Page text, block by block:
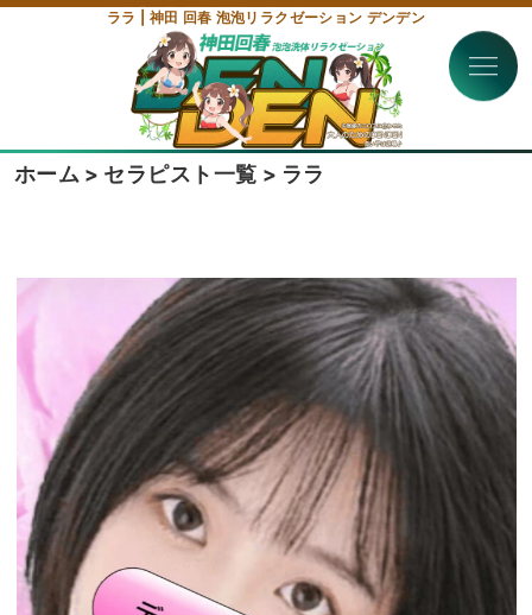
ララ | 神田 回春 泡泡リラクゼーション デンデン
ホーム > セラピスト一覧 > ララ